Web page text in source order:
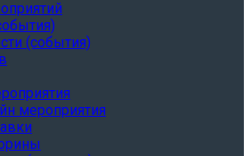
(события)
мероприятия